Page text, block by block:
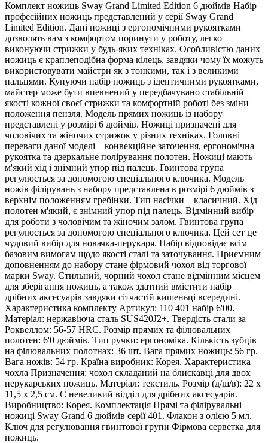
Комплект ножиць Sway Grand Limited Edition 6 дюймів Набір
професійних ножиць представлений у серії Sway Grand
Limited Edition. Дані ножиці з ергономічними рукоятками
дозволять вам з комфортом поринути у роботу, легко
виконуючи стрижки у будь-яких техніках. Особливістю даних
ножиць є краплеподібна форма кілець, завдяки чому їх можуть
використовувати майстри як з тонкими, так і з великими
пальцями. Купуючи набір ножиць з ідентичними рукоятками,
майстер може бути впевнений у передбачувано стабільній
якості кожної своєї стрижки та комфортній роботі без зміни
положення пензля. Модель прямих ножиць із набору
представлені у розмірі 6 дюймів. Ножиці призначені для
чоловічих та жіночих стрижок у різних техніках. Головні
переваги даної моделі – конвекційне заточення, ергономічна
рукоятка та дзеркальне полірування полотен. Ножиці мають
м'який хід і знімний упор під палець. Гвинтова група
регулюється за допомогою спеціального ключика. Модель
ножів філірувань з набору представлена ​​в розмірі 6 дюймів з
верхнім положенням гребінки. Тип насічки – класичний. Хід
полотен м'який, є знімний упор під палець. Відмінний вибір
для роботи з чоловічим та жіночим залом. Гвинтова група
регулюється за допомогою спеціального ключика. Цей сет це
чудовий вибір для новачка-перукаря. Набір відповідає всім
базовим вимогам щодо якості сталі та заточування. Приємним
доповненням до набору стане фірмовий чохол від торгової
марки Sway. Стильний, чорний чохол стане відмінним місцем
для зберігання ножиць, а також здатний вмістити набір
дрібних аксесуарів завдяки сітчастій кишеньці всередині.
Характеристика комплекту Артикул: 110 401 набір 6'00.
Матеріал: нержавіюча сталь SUS420J2+. Твердість стали за
Роквеллом: 56-57 HRC. Розмір прямих та філювальних
полотен: 6'0 дюймів. Тип ручки: ергономіка. Кількість зубців
на філювальних полотнах: 36 шт. Вага прямих ножиць: 56 гр.
Вага ножів: 54 гр. Країна виробник: Корея. Характеристика
чохла Призначення: чохол складаний на блискавці для двох
перукарських ножиць. Матеріал: текстиль. Розмір (д/ш/в): 22 х
11,5 х 2,5 см. Є невеликий відділ для дрібних аксесуарів.
Виробництво: Корея. Комплектація Прямі та філірувальні
ножиці Sway Grand 6 дюймів серії 401. Флакон з олією 5 мл.
Ключ для регулювання гвинтової групи Фірмова серветка для
ножиць.